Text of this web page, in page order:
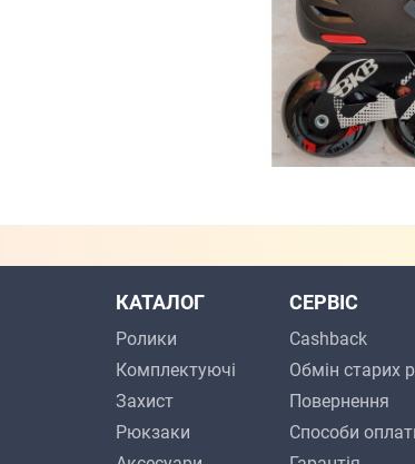
КАТАЛОГ
Ролики
Комплектуючі
Захист
Рюкзаки
СЕРВІС
Cashback
Обмін старих
Повернення
Способи